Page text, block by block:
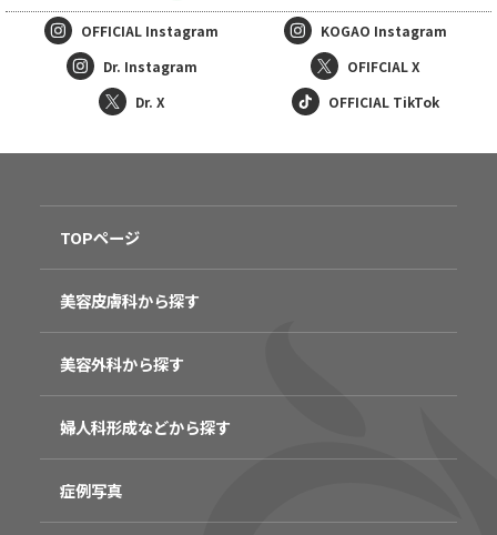
OFFICIAL Instagram KOGAO Instagram
Dr. Instagram
OFIFCIAL X
Dr. X
OFFICIAL TikTok
TOPページ
美容皮膚科から探す
美容外科から探す
婦人科形成などから探す
症例写真